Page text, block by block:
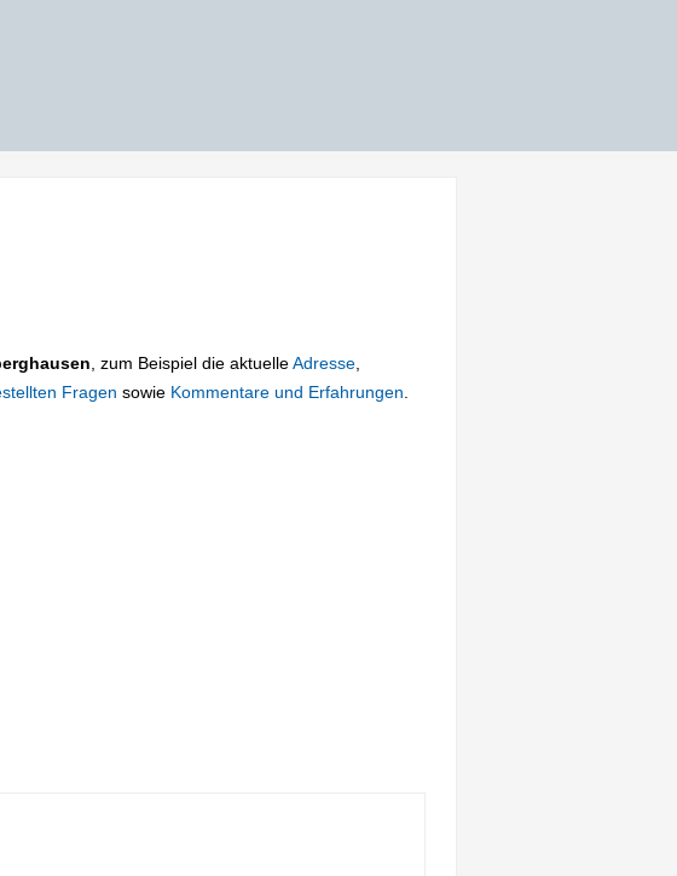
, zum Beispiel die aktuelleAdresse
Fragen sowie Kommentare und Erfahrungen